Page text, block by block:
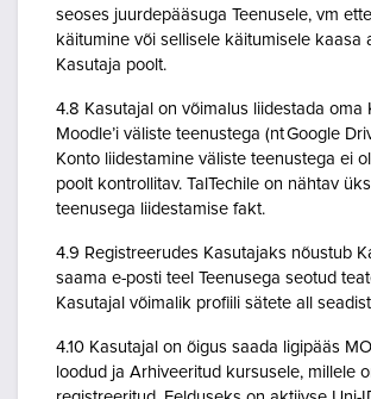
seoses juurdepääsuga Teenusele, vm
käitumine või sellisele käitumisele kaasa
Kasutaja poolt.
4.8 Kasutajal on võimalus liidestada oma
Moodle’i väliste teenustega (nt Google
Konto liidestamine väliste teenustega ei
poolt kontrollitav. TalTechile on nähtav
teenusega liidestamise fakt.
4.9 Registreerudes Kasutajaks nõustub
saama e-posti teel Teenusega seotud
Kasutajal võimalik profiili sätete all
4.10 Kasutajal on õigus saada ligipääs
loodud ja Arhiveeritud kursusele, millele